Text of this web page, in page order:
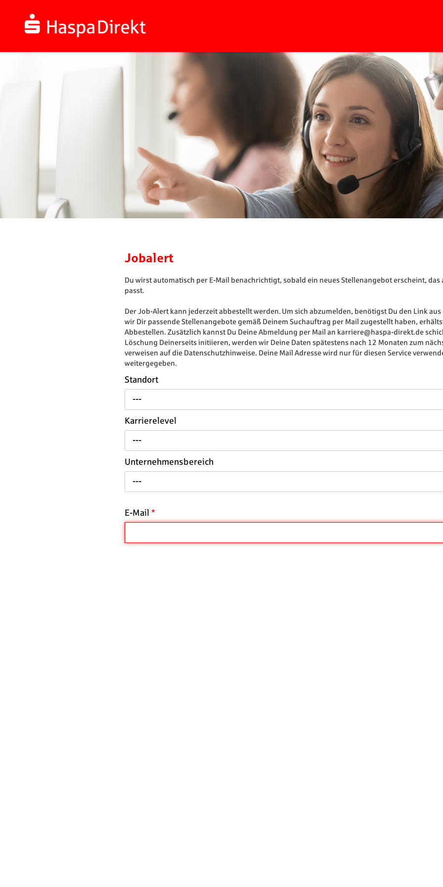
Jobalert
Du wirst automatisch per E-Mail benachrichtigt, sobald ein neues Stellenangebot erscheint, das
passt.
Der Job-Alert kann jederzeit abbestellt werden. Um sich abzumelden, benötigst Du den Link
wir Dir passende Stellenangebote gemäß Deinem Suchauftrag per Mail zugestellt haben,
Abbestellen. Zusätzlich kannst Du Deine Abmeldung per Mail an karriere@haspa-direkt.de
Löschung Deinerseits initiieren, werden wir Deine Daten spätestens nach 12 Monaten zum
verweisen auf die Datenschutzhinweise. Deine Mail Adresse wird nur für diesen Service
weitergegeben.
Standort
---
Karrierelevel
---
Unternehmensbereich
---
E-Mail *